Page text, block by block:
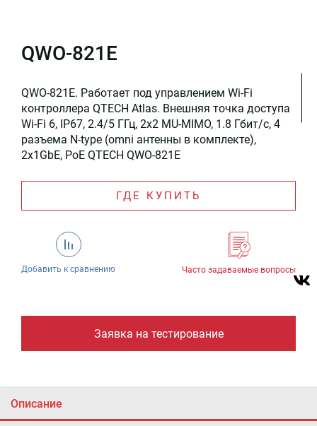
QWO-821E
QWO-821E. Работает под управлением Wi-Fi
контроллера QTECH Atlas. Внешняя точка доступа
Wi-Fi 6, IP67, 2.4/5 ГГц, 2x2 MU-MIMO, 1.8 Гбит/с, 4
разъема N-type (omni антенны в комплекте),
2x1GbE, PoE QTECH QWO-821E
ГДЕ КУПИТЬ
Добавить к сравнению Часто задаваемые вопросы
Заявка на тестирование
Описание